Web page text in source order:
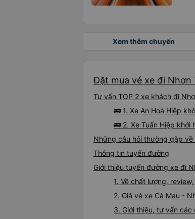
Xem thêm chuyến
Đặt mua vé xe đi Nhơn
Tư vấn TOP 2 xe khách đi
🚌 1. Xe An Hoà Hiệp
🚌 2. Xe Tuấn Hiệp khởi
Những câu hỏi thường gặp
Thông tin tuyến đường
Giới thiệu tuyến đường xe đi
1. Về chất lượng,
2. Giá vé xe Cà Mau -
3. Giới thiệu, tư vấn